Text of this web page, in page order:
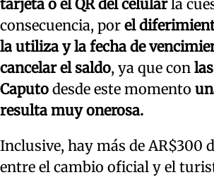
tarjeta o el QR del celularla
consecuencia, por el
la utiliza y la fecha de
cancelar el saldo, ya que con
Caputo desde este momento
resulta muy onerosa.
Inclusive, hay más de AR$300
entre el cambio oficial y el